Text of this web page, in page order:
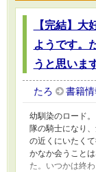
【完結】大
ようです。
うと思いま
たろ 書籍情
幼馴染のロード
隊の騎士になり
の近くにいたく
かなか会うこと
た。いつかは終